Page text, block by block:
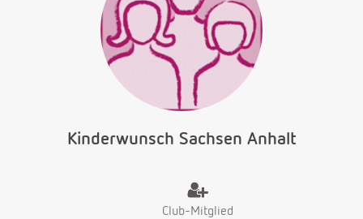
Kinderwunsch Sachsen Anhalt
Club-Mitglied